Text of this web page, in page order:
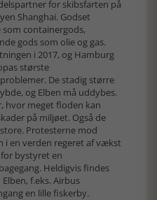
for skibsfarten på
Shanghai. Godset
containergods,
gods som olie og gas.
i 2017, og Hamburg
største
De stadig større
og Elben må uddybes.
hvor meget floden kan
på miljøet. Også de
Protesterne mod
i en verden regeret af vækst
bystyret en
Heldigvis findes
f.eks. Airbus
en lille fiskerby.